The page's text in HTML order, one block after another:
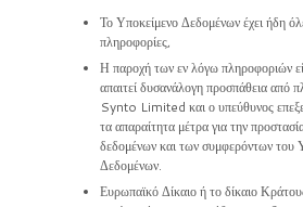
Το Υποκείμενο Δεδομένων έχει ήδη
πληροφορίες,
Η παροχή των εν λόγω πληροφοριών
απαιτεί δυσανάλογη προσπάθεια από
Synto Limited και ο υπεύθυνος
τα απαραίτητα μέτρα για την
δεδομένων και των συμφερόντων του
Δεδομένων.
Ευρωπαϊκό Δίκαιο ή το δίκαιο